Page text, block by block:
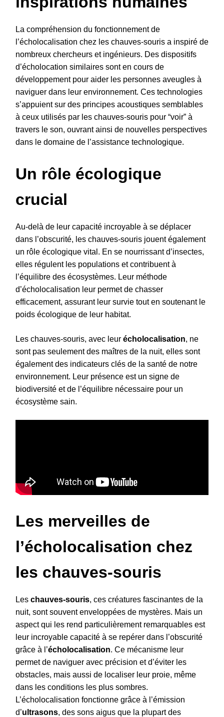
La compréhension du fonctionnement de
l’écholocalisation chez les chauves-souris a inspiré de
nombreux chercheurs et ingénieurs. Des dispositifs
d’écholocation similaires sont en cours de
développement pour aider les personnes aveugles à
naviguer dans leur environnement. Ces technologies
s’appuient sur des principes acoustiques semblables
à ceux utilisés par les chauves-souris pour “voir” à
travers le son, ouvrant ainsi de nouvelles perspectives
dans le domaine de l’assistance technologique.
Un rôle écologique
crucial
Au-delà de leur capacité incroyable à se déplacer
dans l’obscurité, les chauves-souris jouent également
un rôle écologique vital. En se nourrissant d’insectes,
elles régulent les populations et contribuent à
l’équilibre des écosystèmes. Leur méthode
d’écholocalisation leur permet de chasser
efficacement, assurant leur survie tout en soutenant le
poids écologique de leur habitat.
Les chauves-souris, avec leur écholocalisation, ne
sont pas seulement des maîtres de la nuit, elles sont
également des indicateurs clés de la santé de notre
environnement. Leur présence est un signe de
biodiversité et de l’équilibre nécessaire pour un
écosystème sain.
Les merveilles de
l’écholocalisation chez
les chauves-souris
Les chauves-souris, ces créatures fascinantes de la
nuit, sont souvent enveloppées de mystères. Mais un
aspect qui les rend particulièrement remarquables est
leur incroyable capacité à se repérer dans l’obscurité
grâce à l’écholocalisation. Ce mécanisme leur
permet de naviguer avec précision et d’éviter les
obstacles, mais aussi de localiser leur proie, même
dans les conditions les plus sombres.
L’écholocalisation fonctionne grâce à l’émission
d’ultrasons, des sons aigus que la plupart des